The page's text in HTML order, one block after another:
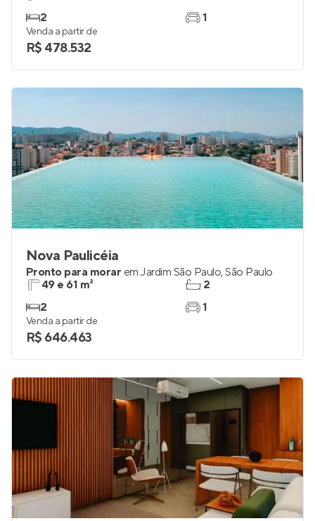
2
1
Venda a partir de
R$ 478.532
Nova Paulicéia
Pronto para morar em Jardim São Paulo,São Paulo
49 e 61 m²
2
2
1
Venda a partir de
R$ 646.463